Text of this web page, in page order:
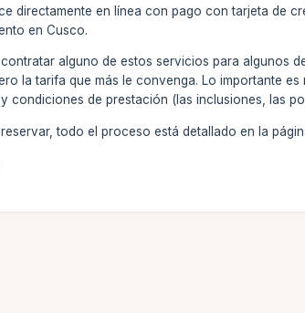
directamente en línea con pago con tarjeta de
en Cusco.
alguno de estos servicios para algunos
la tarifa que más le convenga. Lo importante
condiciones de prestación (las inclusiones, las
todo el proceso está detallado en la